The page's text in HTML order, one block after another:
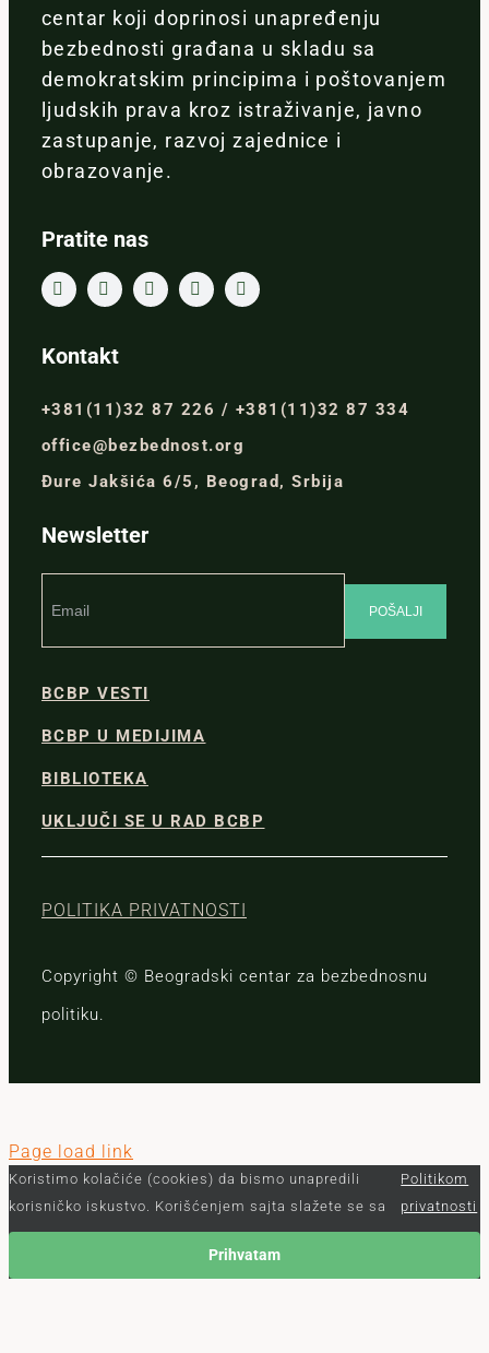
centar koji doprinosi unapređenju
bezbednosti građana u skladu sa
demokratskim principima i poštovanjem
ljudskih prava kroz istraživanje, javno
zastupanje, razvoj zajednice i
obrazovanje.
Pratite nas
Kontakt
+381(11)32 87 226 / +381(11)32 87 334
office@bezbednost.org
Đure Jakšića 6/5, Beograd, Srbija
Newsletter
BCBP VESTI
BCBP U MEDIJIMA
BIBLIOTEKA
UKLJUČI SE U RAD BCBP
POLITIKA PRIVATNOSTI
Copyright © Beogradski centar za bezbednosnu
politiku.
Page load link
Koristimo kolačiće (cookies) da bismo unapredili
korisničko iskustvo. Korišćenjem sajta slažete se sa
Politikom
privatnosti
Prihvatam